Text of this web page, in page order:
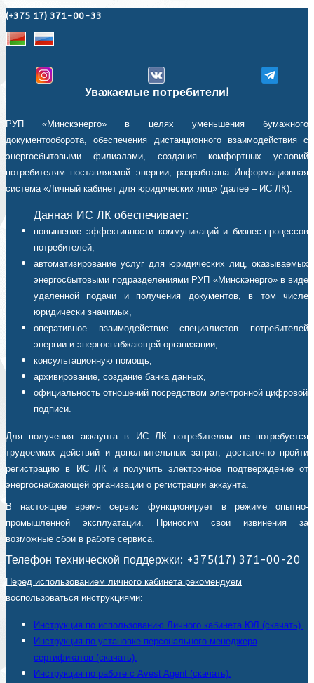
(+375 17) 371-00-33
Уважаемые потребители!
РУП «Минскэнерго» в целях уменьшения бумажного
документооборота, обеспечения дистанционного взаимодействия с
энергосбытовыми филиалами, создания комфортных условий
потребителям поставляемой энергии, разработана Информационная
система «Личный кабинет для юридических лиц» (далее – ИС ЛК).
Данная ИС ЛК обеспечивает:
повышение эффективности коммуникаций и бизнес-процессов
потребителей,
автоматизирование услуг для юридических лиц, оказываемых
энергосбытовыми подразделениями РУП «Минскэнерго» в виде
удаленной подачи и получения документов, в том числе
юридически значимых,
оперативное взаимодействие специалистов потребителей
энергии и энергоснабжающей организации,
консультационную помощь,
архивирование, создание банка данных,
официальность отношений посредством электронной цифровой
подписи.
Для получения аккаунта в ИС ЛК потребителям не потребуется
трудоемких действий и дополнительных затрат, достаточно пройти
регистрацию в ИС ЛК и получить электронное подтверждение от
энергоснабжающей организации о регистрации аккаунта.
В настоящее время сервис функционирует в режиме опытно-
промышленной эксплуатации. Приносим свои извинения за
возможные сбои в работе сервиса.
Телефон технической поддержки: +375(17) 371-00-20
Перед использованием личного кабинета рекомендуем
воспользоваться инструкциями:
Инструкция по использованию Личного кабинета ЮЛ (скачать).
Инструкция по установке персонального менеджера
сертификатов (скачать).
Инструкция по работе с Avest Agent (скачать).